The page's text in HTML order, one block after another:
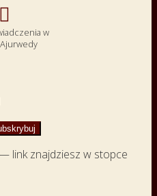

w
link znajdziesz w stopce